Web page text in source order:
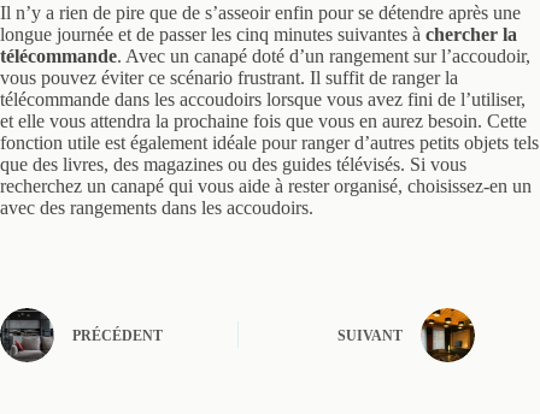
Il n’y a rien de pire que de s’asseoir enfin pour se détendre après une
longue journée et de passer les cinq minutes suivantes à chercher la
télécommande. Avec un canapé doté d’un rangement sur l’accoudoir,
vous pouvez éviter ce scénario frustrant. Il suffit de ranger la
télécommande dans les accoudoirs lorsque vous avez fini de l’utiliser,
et elle vous attendra la prochaine fois que vous en aurez besoin. Cette
fonction utile est également idéale pour ranger d’autres petits objets tels
que des livres, des magazines ou des guides télévisés. Si vous
recherchez un canapé qui vous aide à rester organisé, choisissez-en un
avec des rangements dans les accoudoirs.
PRÉCÉDENT SUIVANT